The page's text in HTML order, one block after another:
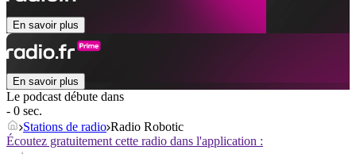
En savoir plus
En savoir plus
Le podcast débute dans
- 0 sec.
Stations de radio Radio Robotic
Écoutez gratuitement cette radio dans l'application :